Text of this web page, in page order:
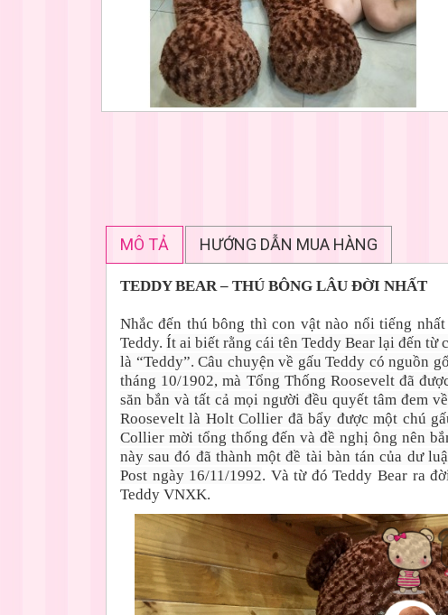
MÔ TẢ HƯỚNG DẪN MUA HÀNG
TEDDY BEAR – THÚ BÔNG LÂU ĐỜI NHẤT
Nhắc đến thú bông thì con vật nào nổi tiếng
Teddy. Ít ai biết rằng cái tên Teddy Bear lại đến từ
là “Teddy”. Câu chuyện về gấu Teddy có nguồn
tháng 10/1902, mà Tổng Thống Roosevelt đã
săn bắn và tất cả mọi người đều quyết tâm đem
Roosevelt là Holt Collier đã bẩy được một chú
Collier mời tổng thống đến và đề nghị ông nên
này sau đó đã thành một đề tài bàn tán của dư
Post ngày 16/11/1992. Và từ đó Teddy Bear ra
Teddy VNXK.